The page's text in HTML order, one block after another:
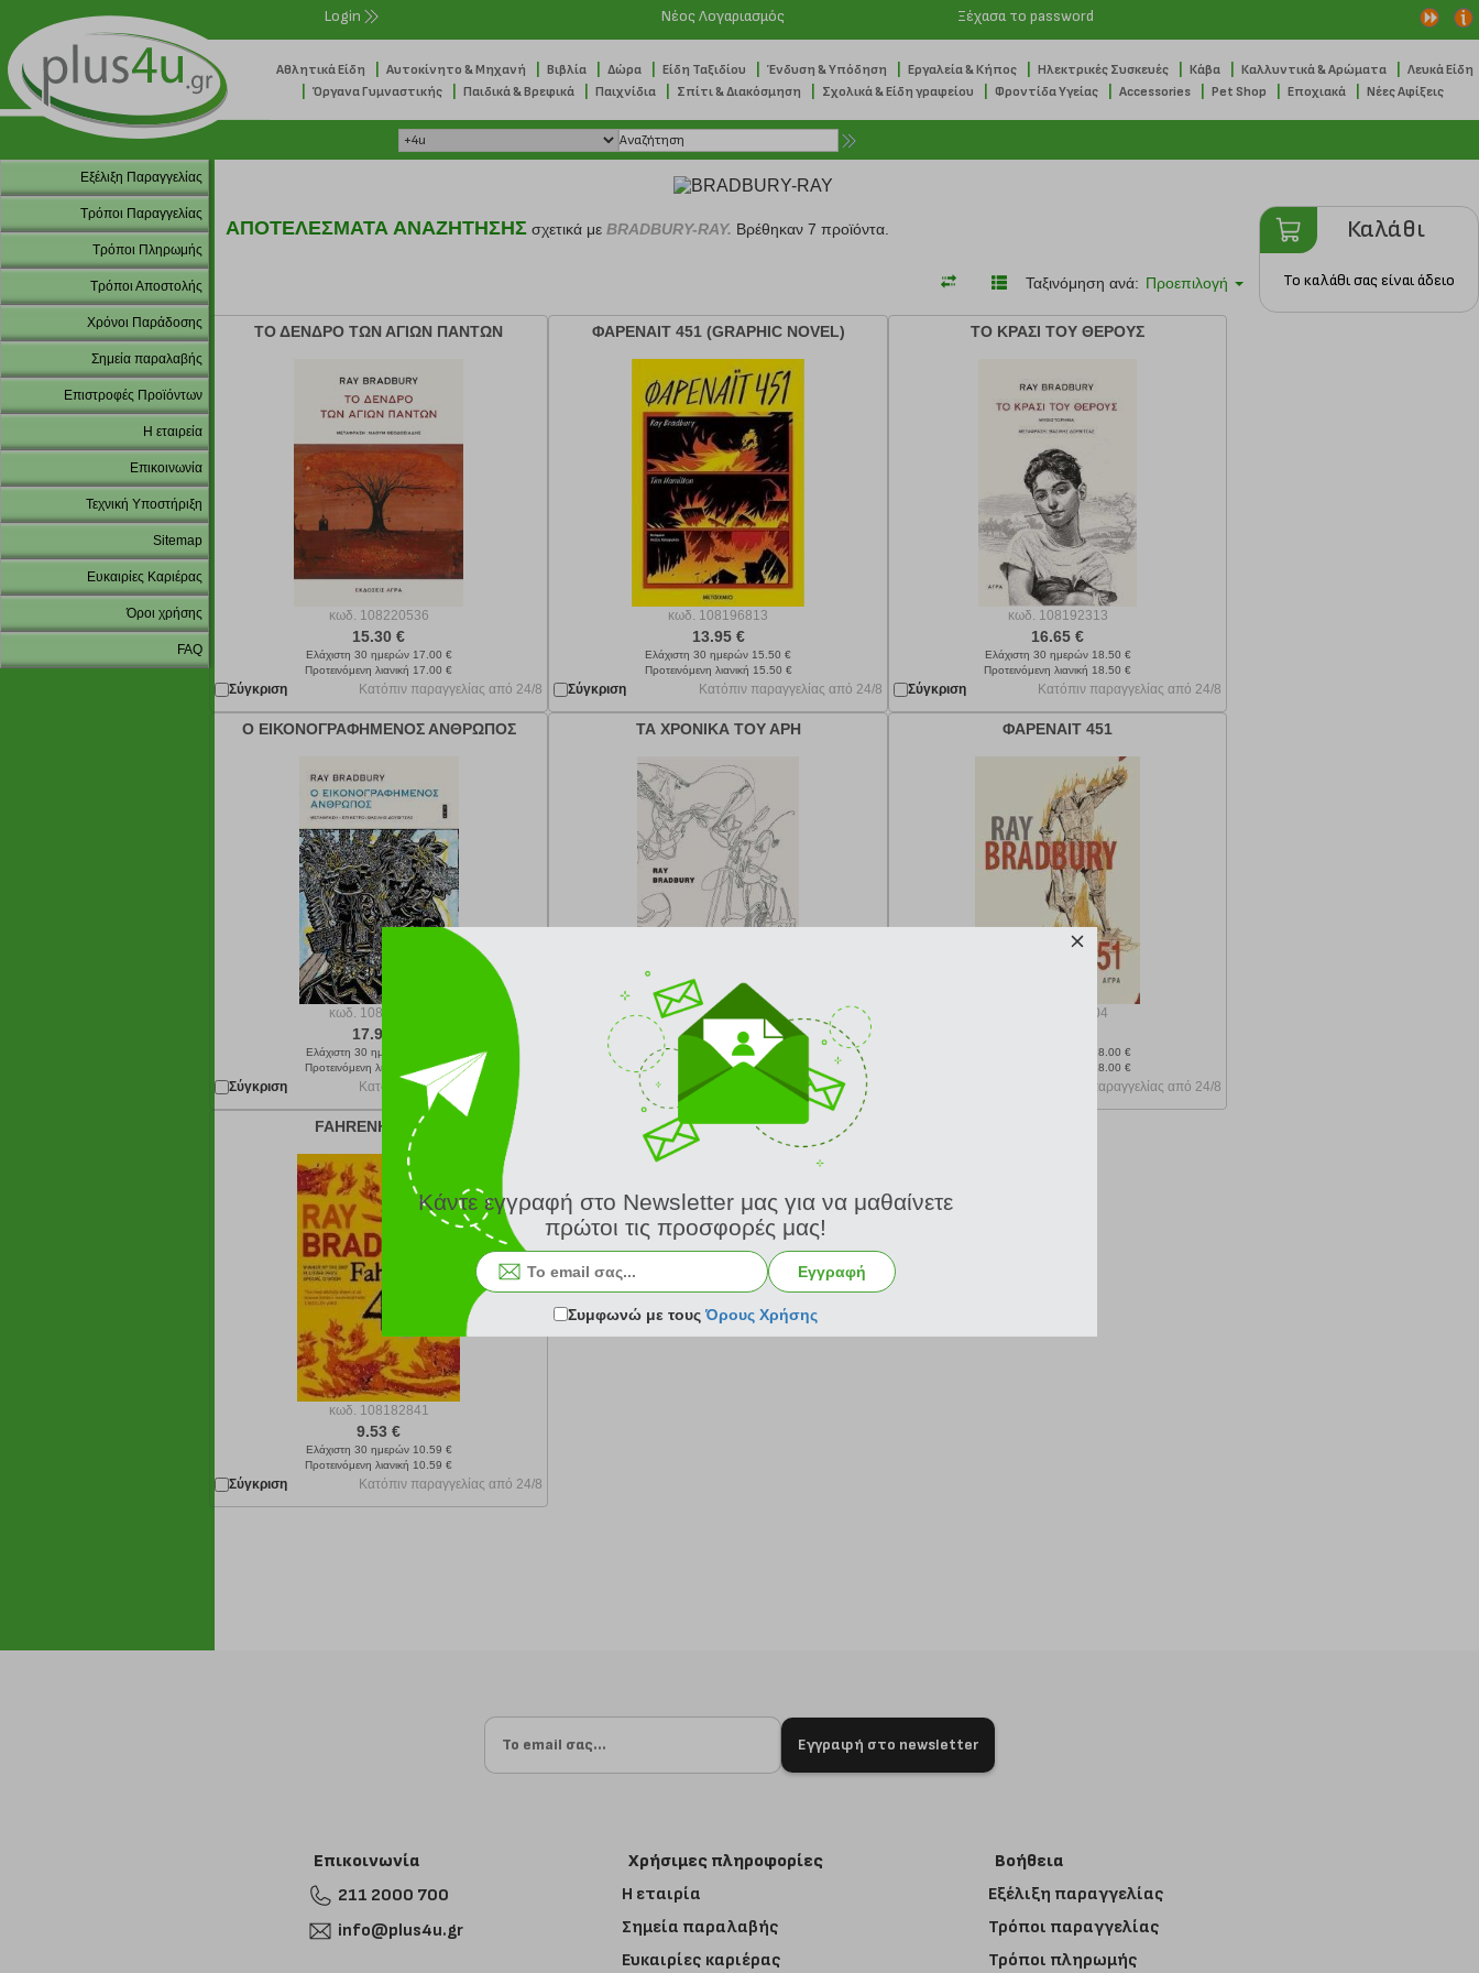
Login Νέος Λογαριασμός Ξέχασα το password
Αθλητικά Είδη Αυτοκίνητο & Μηχανή Βιβλία Δώρα Είδη Ταξιδίου Ένδυση & Υπόδηση Εργαλεία & Κήπος Ηλεκτρικές Συσκευές Κάβα Καλλυντικά & Αρώματα Λευκά Είδη
Όργανα Γυμναστικής Παιδικά & Βρεφικά Παιχνίδια Σπίτι & Διακόσμηση Σχολικά & Είδη γραφείου Φροντίδα Υγείας Accessories Pet Shop Εποχιακά Νέες Αφίξεις
Εξέλιξη Παραγγελίας
Τρόποι Παραγγελίας
Τρόποι Πληρωμής
Τρόποι Αποστολής
Χρόνοι Παράδοσης
Σημεία παραλαβής
Επιστροφές Προϊόντων
Η εταιρεία
Επικοινωνία
Τεχνική Υποστήριξη
Sitemap
Ευκαιρίες Καριέρας
Όροι χρήσης
FAQ
ΑΠΟΤΕΛΕΣΜΑΤΑ ΑΝΑΖΗΤΗΣΗΣ σχετικά με BRADBURY-RAY. Βρέθηκαν 7 προϊόντα.
Ταξινόμηση ανά: Προεπιλογή
ΤΟ ΔΕΝΔΡΟ ΤΩΝ ΑΓΙΩΝ ΠΑΝΤΩΝ
κωδ. 108220536
15.30 €
Ελάχιστη 30 ημερών 17.00 €
Προτεινόμενη λιανική 17.00 €
Σύγκριση Κατόπιν παραγγελίας από 24/8
ΦΑΡΕΝΑΙΤ 451 (GRAPHIC NOVEL)
κωδ. 108196813
13.95 €
Ελάχιστη 30 ημερών 15.50 €
Προτεινόμενη λιανική 15.50 €
Σύγκριση Κατόπιν παραγγελίας από 24/8
ΤΟ ΚΡΑΣΙ ΤΟΥ ΘΕΡΟΥΣ
κωδ. 108192313
16.65 €
Ελάχιστη 30 ημερών 18.50 €
Προτεινόμενη λιανική 18.50 €
Σύγκριση Κατόπιν παραγγελίας από 24/8
Ο ΕΙΚΟΝΟΓΡΑΦΗΜΕΝΟΣ ΑΝΘΡΩΠΟΣ
κωδ. 108173376
17.91 €
Ελάχιστη 30 ημερών 19.90 €
Προτεινόμενη λιανική 19.90 €
Σύγκριση Κατόπιν παραγγελίας από 24/8
ΤΑ ΧΡΟΝΙΚΑ ΤΟΥ ΑΡΗ
κωδ. 108092156
18.90 €
Ελάχιστη 30 ημερών 21.00 €
Προτεινόμενη λιανική 21.00 €
Κατόπιν παραγγελίας από 24/8
ΦΑΡΕΝΑΙΤ 451
108103404
Ελάχιστη 30 ημερών 18.00 €
Προτεινόμενη λιανική 18.00 €
Κατόπιν παραγγελίας από 24/8
FAHRENHEIT 451
κωδ. 108182841
9.53 €
Ελάχιστη 30 ημερών 10.59 €
Προτεινόμενη λιανική 10.59 €
Σύγκριση Κατόπιν παραγγελίας από 24/8
Καλάθι
Το καλάθι σας είναι άδειο
Εγγραφή στο newsletter
Επικοινωνία
211 2000 700
info@plus4u.gr
Χρήσιμες πληροφορίες
Η εταιρία
Σημεία παραλαβής
Ευκαιρίες καριέρας
Βοήθεια
Εξέλιξη παραγγελίας
Τρόποι παραγγελίας
Τρόποι πληρωμής
Κάντε εγγραφή στο Newsletter μας για να μαθαίνετε
πρώτοι τις προσφορές μας!
Εγγραφή
Συμφωνώ με τουςΌρους Χρήσης